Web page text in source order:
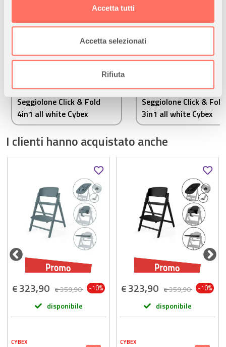
dalla Dichiarazione sui cookie.
Utilizziamo i cookie per personalizzare contenuti ed
analizzare il nostro traffico. Condividiamo inoltre
informazioni sul modo in cui utilizza il nostro sito con i
nostri partner che si occupano di analisi dei dati web,
pubblicità e social media, i quali potrebbero combinarle
con altre informazioni che ha fornito loro o che hanno
raccolto dal suo utilizzo dei loro servizi.
Accetta tutti
Accetta selezionati
Rifiuta
Seggiolone Click & Fold
4in1 all white Cybex
Seggiolone Click & Fold
3in1 all white Cybex
I clienti hanno acquistato anche
€323,90 €359,90 -10%
disponibile
CYBEX
€323,90 €359,90 -10%
disponibile
CYBEX